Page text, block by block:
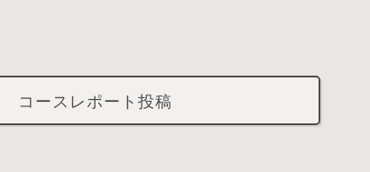
コースレポート投稿